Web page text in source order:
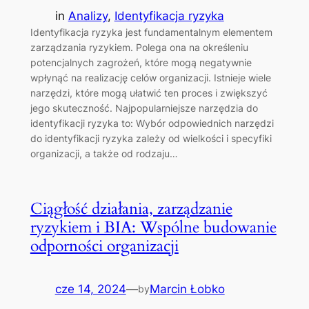
in Analizy, Identyfikacja ryzyka
Identyfikacja ryzyka jest fundamentalnym elementem
zarządzania ryzykiem. Polega ona na określeniu
potencjalnych zagrożeń, które mogą negatywnie
wpłynąć na realizację celów organizacji. Istnieje wiele
narzędzi, które mogą ułatwić ten proces i zwiększyć
jego skuteczność. Najpopularniejsze narzędzia do
identyfikacji ryzyka to: Wybór odpowiednich narzędzi
do identyfikacji ryzyka zależy od wielkości i specyfiki
organizacji, a także od rodzaju…
Ciągłość działania, zarządzanie
ryzykiem i BIA: Wspólne budowanie
odporności organizacji
cze 14, 2024—byMarcin Łobko